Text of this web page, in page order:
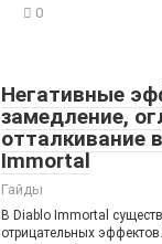
0
Негативные
замедление,
отталкивание
Immortal
Гайды
В Diablo Immortal
отрицательных